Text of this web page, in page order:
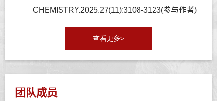
CHEMISTRY,2025,27(11):3108-3123(参与作者)
查看更多>
团队成员